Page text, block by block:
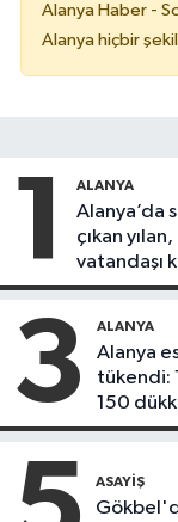
Alanya Haber -
Alanya hiçbir
1 ALANYA
Alanya’da
çıkan yılan,
vatandaşı
3 ALANYA
Alanya
tükendi:
150
kapandı
ASAYIŞ